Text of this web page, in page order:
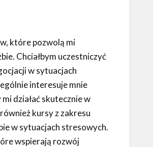
które pozwolą mi
Chciałbym uczestniczyć
w sytuacjach
interesuje mnie
działać skutecznie w
kursy z zakresu
w sytuacjach stresowych.
wspierają rozwój